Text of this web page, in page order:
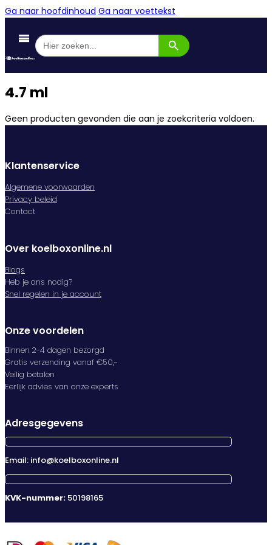
Ga naar hoofdinhoud Ga naar voettekst
Zoek
naar:
Zoekknop
4.7 ml
Geen producten gevonden die aan je zoekcriteria voldoen.
Klantenservice
Algemene voorwaarden
Privacy beleid
Contact
Over koelboxonline.nl
Blogs
Heb je ons nodig?
Snel regelen in je account
Onze voordelen
Binnen 2-4 dagen bezorgd
Gratis verzending vanaf €50,-
Veilig betalen
Eerlijk advies van onze experts
Adresgegevens
Email: info@koelboxonline.nl
KVK-nummer: 50198165